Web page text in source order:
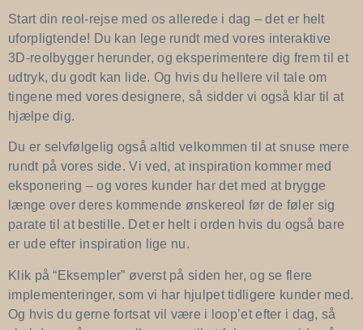
Start din reol-rejse med os allerede i dag – det er helt
uforpligtende! Du kan lege rundt med vores interaktive
3D-reolbygger herunder, og eksperimentere dig frem til et
udtryk, du godt kan lide. Og hvis du hellere vil tale om
tingene med vores designere, så sidder vi også klar til at
hjælpe dig.
Du er selvfølgelig også altid velkommen til at snuse mere
rundt på vores side. Vi ved, at inspiration kommer med
eksponering – og vores kunder har det med at brygge
længe over deres kommende ønskereol før de føler sig
parate til at bestille. Det er helt i orden hvis du også bare
er ude efter inspiration lige nu.
Klik på “Eksempler” øverst på siden her, og se flere
implementeringer, som vi har hjulpet tidligere kunder med.
Og hvis du gerne fortsat vil være i loop’et efter i dag, så